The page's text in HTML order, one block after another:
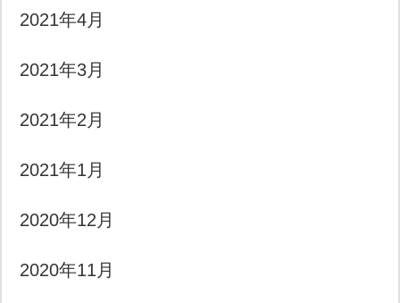
2021年4月
2021年3月
2021年2月
2021年1月
2020年12月
2020年11月